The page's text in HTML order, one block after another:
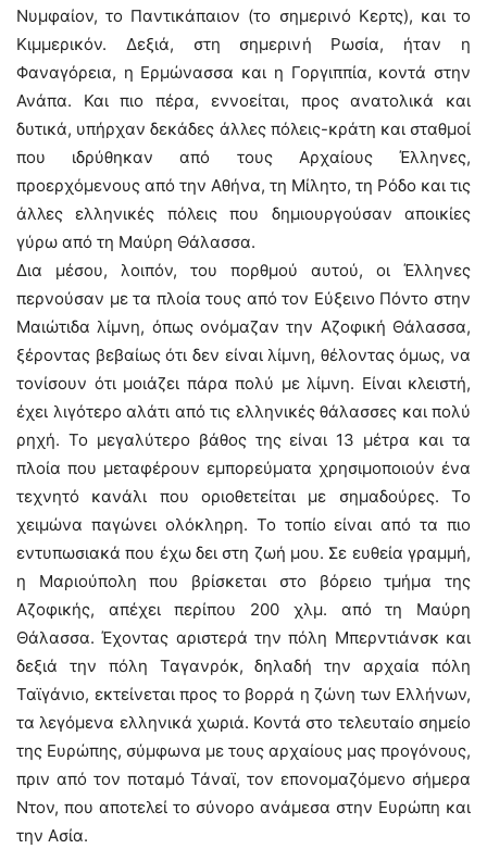
Νυμφαίον, το Παντικάπαιον (το σημερινό Κερτς), και το
Κιμμερικόν. Δεξιά, στη σημερινή Ρωσία, ήταν η
Φαναγόρεια, η Ερμώνασσα και η Γοργιππία, κοντά στην
Ανάπα. Και πιο πέρα, εννοείται, προς ανατολικά και
δυτικά, υπήρχαν δεκάδες άλλες πόλεις-κράτη και σταθμοί
που ιδρύθηκαν από τους Αρχαίους Έλληνες,
προερχόμενους από την Αθήνα, τη Μίλητο, τη Ρόδο και τις
άλλες ελληνικές πόλεις που δημιουργούσαν αποικίες
γύρω από τη Μαύρη Θάλασσα.
Δια μέσου, λοιπόν, του πορθμού αυτού, οι Έλληνες
περνούσαν με τα πλοία τους από τον Εύξεινο Πόντο στην
Μαιώτιδα λίμνη, όπως ονόμαζαν την Αζοφική Θάλασσα,
ξέροντας βεβαίως ότι δεν είναι λίμνη, θέλοντας όμως, να
τονίσουν ότι μοιάζει πάρα πολύ με λίμνη. Είναι κλειστή,
έχει λιγότερο αλάτι από τις ελληνικές θάλασσες και πολύ
ρηχή. Το μεγαλύτερο βάθος της είναι 13 μέτρα και τα
πλοία που μεταφέρουν εμπορεύματα χρησιμοποιούν ένα
τεχνητό κανάλι που οριοθετείται με σημαδούρες. Το
χειμώνα παγώνει ολόκληρη. Το τοπίο είναι από τα πιο
εντυπωσιακά που έχω δει στη ζωή μου. Σε ευθεία γραμμή,
η Μαριούπολη που βρίσκεται στο βόρειο τμήμα της
Αζοφικής, απέχει περίπου 200 χλμ. από τη Μαύρη
Θάλασσα. Έχοντας αριστερά την πόλη Μπερντιάνσκ και
δεξιά την πόλη Ταγανρόκ, δηλαδή την αρχαία πόλη
Ταϊγάνιο, εκτείνεται προς το βορρά η ζώνη των Ελλήνων,
τα λεγόμενα ελληνικά χωριά. Κοντά στο τελευταίο σημείο
της Ευρώπης, σύμφωνα με τους αρχαίους μας προγόνους,
πριν από τον ποταμό Τάναϊ, τον επονομαζόμενο σήμερα
Ντον, που αποτελεί το σύνορο ανάμεσα στην Ευρώπη και
την Ασία.